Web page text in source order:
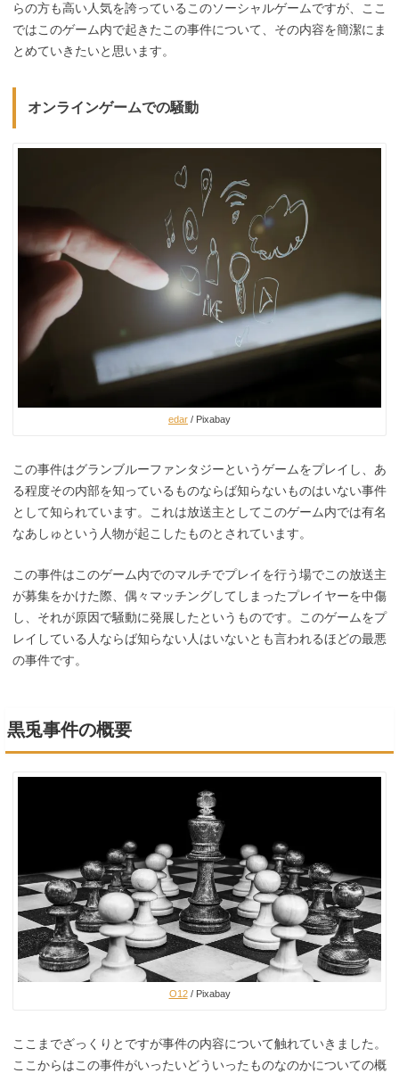
らの方も高い人気を誇っているこのソーシャルゲームですが、ここ
ではこのゲーム内で起きたこの事件について、その内容を簡潔にま
とめていきたいと思います。
オンラインゲームでの騒動
edar / Pixabay
この事件はグランブルーファンタジーというゲームをプレイし、あ
る程度その内部を知っているものならば知らないものはいない事件
として知られています。これは放送主としてこのゲーム内では有名
なあしゅという人物が起こしたものとされています。
この事件はこのゲーム内でのマルチでプレイを行う場でこの放送主
が募集をかけた際、偶々マッチングしてしまったプレイヤーを中傷
し、それが原因で騒動に発展したというものです。このゲームをプ
レイしている人ならば知らない人はいないとも言われるほどの最悪
の事件です。
黒兎事件の概要
O12/ Pixabay
ここまでざっくりとですが事件の内容について触れていきました。
ここからはこの事件がいったいどういったものなのかについての概